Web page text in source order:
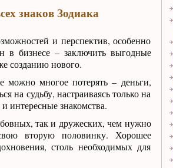
знаков Зодиака
и перспектив, особенно
в бизнесе – заключить выгодные
созданию нового.
можно многое потерять – деньги,
на судьбу, настраиваясь только на
интересные знакомства.
так и дружеских, чем нужно
вторую половинку. Хорошее
столь необходимых для